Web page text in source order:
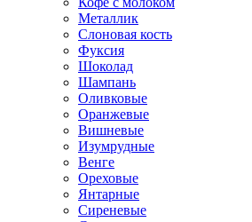
Металлик
Слоновая кость
Фуксия
Шоколад
Шампань
Оливковые
Оранжевые
Вишневые
Изумрудные
Венге
Ореховые
Янтарные
Сиреневые